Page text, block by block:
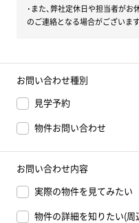
･また、弊社定休日や担当者が
のご連絡となる場合がございます
お問い合わせ種別
見学予約
物件お問い合わせ
お問い合わせ内容
実際の物件を見てみたい
物件の詳細を知りたい(周